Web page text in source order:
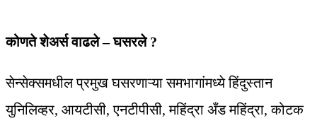
कोणते शेअर्स वाढले – घसरले ?
सेन्सेक्समधील प्रमुख घसरणाऱ्या समभागांमध्ये हिंदुस्तान
युनिलिव्हर, आयटीसी, एनटीपीसी, महिंद्रा अँड महिंद्रा, कोटक